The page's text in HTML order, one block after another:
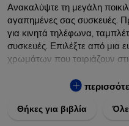
Ανακαλύψτε τη μεγάλη
αγαπημένες σας συσκευές.
για κινητά τηλέφωνα,
συσκευές. Επιλέξτε από μια
χρωμάτων που ταιριάζουν
πτώσεις και άλλες φθορές,
και τη διάρκεια ζωής των
Θήκες για βιβλία